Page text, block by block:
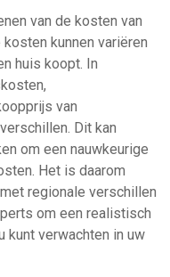
van de kosten van
kunnen variëren
huis koopt. In
van
Dit kan
om een nauwkeurige
Het is daarom
regionale verschillen
om een realistisch
kunt verwachten in uw